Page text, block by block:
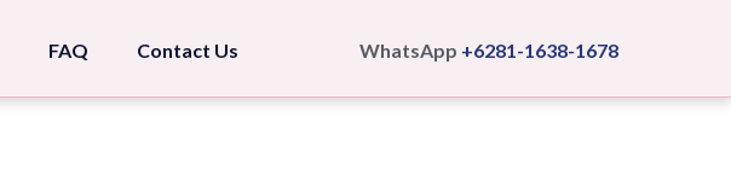
FAQ Contact Us WhatsApp +6281-1638-1678